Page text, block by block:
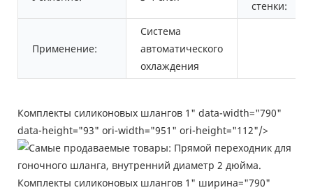
стенки:
Применение:
Система
автоматического
охлаждения
Комплекты силиконовых шлангов 1" data-width="790"
data-height="93" ori-width="951" ori-height="112"/>
Комплекты силиконовых шлангов 1" ширина="790"